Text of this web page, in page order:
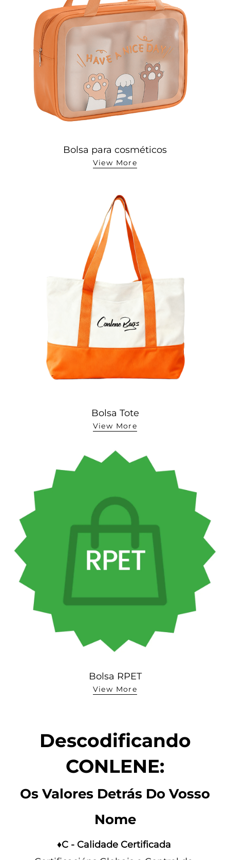
Bolsa para cosméticos
View More
Bolsa Tote
View More
Bolsa RPET
View More
Descodificando
CONLENE:
Os Valores Detrás Do Vosso
Nome
♦C - Calidade Certificada